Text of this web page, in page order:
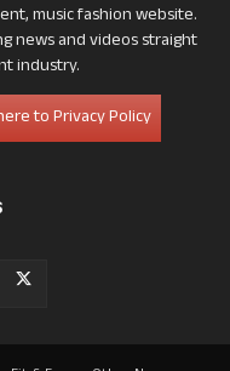
music fashion website.
news and videos straight
industry.
to Privacy Policy